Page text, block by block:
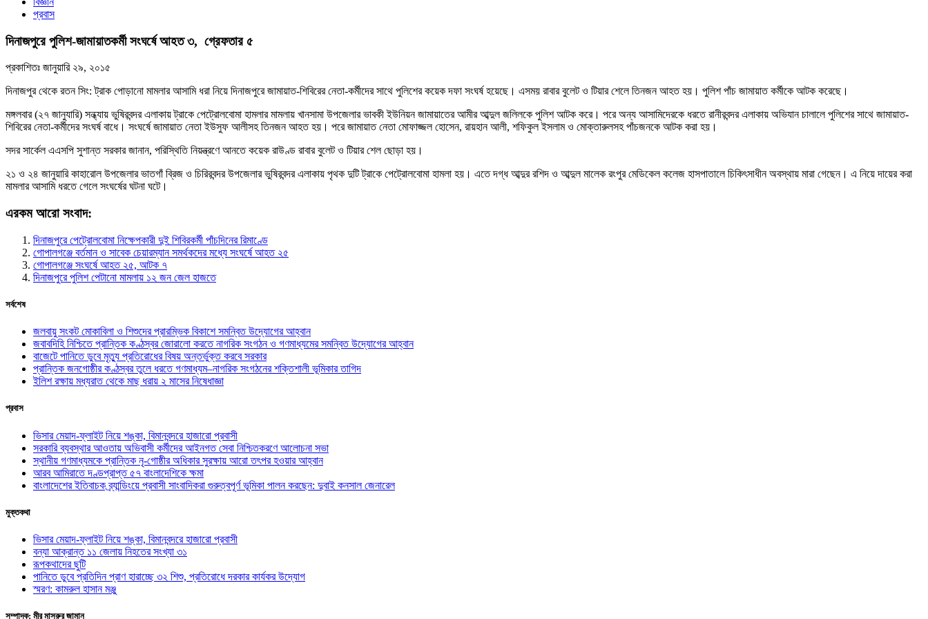
প্রবাস
দিনাজপুরে পুলিশ-জামায়াতকর্মী সংঘর্ষে আহত ৩, গ্রেফতার ৫
প্রকাশিতঃ জানুয়ারি ২৯, ২০১৫
দিনাজপুর থেকে রতন সিং: ট্রাক পোড়ানো মামলার আসামি ধরা নিয়ে দিনাজপুরে জামায়াত-শিবিরের নেতা-কর্মীদের সাথে পুলিশের কয়েক দফা সংঘর্ষ হয়েছে। এসময় রাবার বুলেট ও টিয়ার শেলে তিনজন আহত হয়। পুলিশ পাঁচ জামায়াত কর্মীকে আটক করেছে।
মঙ্গলবার (২৭ জানুযারি) সন্ধ্যায় ভুষিরবন্দর এলাকায় ট্রাকে পেট্রোলবোমা হামলার মামলায় খানসামা উপজেলার ভাবকী ইউনিয়ন জামায়াতের আমীর আব্দুল জলিলকে পুলিশ আটক করে। পরে অন্য আসামিদেরকে ধরতে রানীরবন্দর এলাকায় অভিযান চালালে পুলিশের সাথে জামায়াত-
শিবিরের নেতা-কর্মীদের সংঘর্ষ বাধে। সংঘর্ষে জামায়াত নেতা ইউসুফ আলীসহ তিনজন আহত হয়। পরে জামায়াত নেতা মোফাজ্জল হোসেন, রায়হান আলী, শফিকুল ইসলাম ও মোক্তারুলসহ পাঁচজনকে আটক করা হয়।
সদর সার্কেল এএসপি সুশান্ত সরকার জানান, পরিস্থিতি নিয়ন্ত্রণে আনতে কয়েক রাউণ্ড রাবার বুলেট ও টিয়ার শেল ছোড়া হয়।
২১ ও ২৪ জানুয়ারি কাহারোল উপজেলার ভাতগাঁ ব্রিজ ও চিরিরবন্দর উপজেলার ভুষিরবন্দর এলাকায় পৃথক দুটি ট্রাকে পেট্রোলবোমা হামলা হয়। এতে দগ্ধ আব্দুর রশিদ ও আব্দুল মালেক রংপুর মেডিকেল কলেজ হাসপাতালে চিকিৎসাধীন অবস্থায় মারা গেছেন। এ নিয়ে দায়ের করা
মামলার আসামি ধরতে গেলে সংঘর্ষের ঘটনা ঘটে।
এরকম আরো সংবাদ:
দিনাজপুরে পেট্রোলবোমা নিক্ষেপকারী দুই শিবিরকর্মী পাঁচদিনের রিমাণ্ডে
গোপালগঞ্জে বর্তমান ও সাবেক চেয়ারম্যান সমর্থকদের মধ্যে সংঘর্ষে আহত ২৫
গোপালগঞ্জে সংঘর্ষে আহত ২৫, আটক ৭
দিনাজপুরে পুলিশ পেটানো মামলায় ১২ জন জেল হাজতে
সর্বশেষ
জলবায়ু সংকট মোকাবিলা ও শিশুদের প্রারম্ভিক বিকাশে সমন্বিত উদ্যোগের আহ্বান
জবাবদিহি নিশ্চিতে প্রান্তিক কণ্ঠস্বর জোরালো করতে নাগরিক সংগঠন ও গণমাধ্যমের সমন্বিত উদ্যোগের আহ্বান
বাজেটে পানিতে ডুবে মৃত্যু প্রতিরোধের বিষয় অন্তর্ভুক্ত করবে সরকার
প্রান্তিক জনগোষ্ঠীর কণ্ঠস্বর তুলে ধরতে গণমাধ্যম–নাগরিক সংগঠনের শক্তিশালী ভূমিকার তাগিদ
ইলিশ রক্ষায় মধ্যরাত থেকে মাছ ধরায় ২ মাসের নিষেধাজ্ঞা
প্রবাস
ভিসার মেয়াদ-ফ্লাইট নিয়ে শঙ্কা, বিমানবন্দরে হাজারো প্রবাসী
সরকারি ব্যবস্থার আওতায় অভিবাসী কর্মীদের আইনগত সেবা নিশ্চিতকরণে আলোচনা সভা
স্থানীয় গণমাধ্যমকে প্রান্তিক নৃ-গোষ্ঠীর অধিকার সুরক্ষায় আরো তৎপর হওয়ার আহ্বান
আরব আমিরাতে দণ্ডপ্রাপ্ত ৫৭ বাংলাদেশিকে ক্ষমা
বাংলাদেশের ইতিবাচক ব্র্যান্ডিংয়ে প্রবাসী সাংবাদিকরা গুরুত্বপূর্ণ ভূমিকা পালন করছেন: দুবাই কনসাল জেনারেল
মুক্তকথা
ভিসার মেয়াদ-ফ্লাইট নিয়ে শঙ্কা, বিমানবন্দরে হাজারো প্রবাসী
বন্যা আক্রান্ত ১১ জেলায় নিহতের সংখ্যা ৩১
রূপকথাদের ছুটি
পানিতে ডুবে প্রতিদিন প্রাণ হারাচ্ছে ৩২ শিশু, প্রতিরোধে দরকার কার্যকর উদ্যোগ
স্মরণ: কামরুল হাসান মঞ্জু
সম্পাদক: মীর মাসরুর জামান